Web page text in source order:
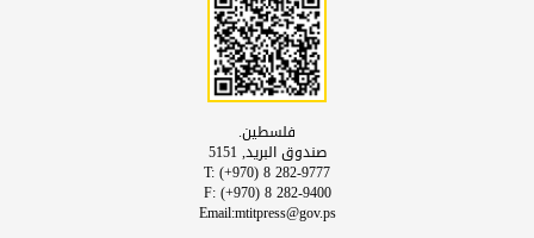
فلسطين.
صندوق البريد, 5151
T: (+970) 8 282-9777
F: (+970) 8 282-9400
Email:mtitpress@gov.ps